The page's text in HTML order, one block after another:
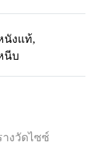
นังแท้,
นีบ
างวัดไซซ์